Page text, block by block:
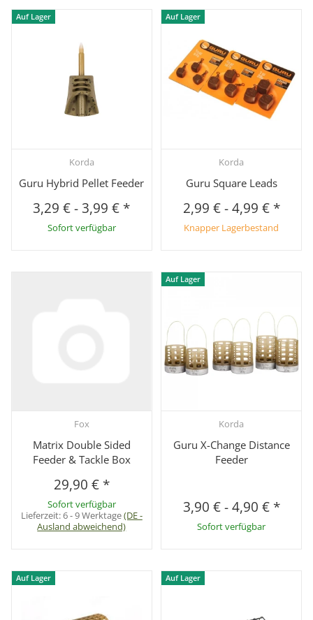
Auf Lager
Korda
Guru Hybrid Pellet Feeder
3,29 €-3,99 € *
Sofort verfügbar
Auf Lager
Korda
Guru Square Leads
2,99 €-4,99 € *
Knapper Lagerbestand
Fox
Matrix Double Sided
Feeder & Tackle Box
29,90 € *
Sofort verfügbar
Lieferzeit:6 - 9 Werktage(DE -
Ausland abweichend)
Auf Lager
Korda
Guru X-Change Distance
Feeder
3,90 €-4,90 € *
Sofort verfügbar
Auf Lager Auf Lager